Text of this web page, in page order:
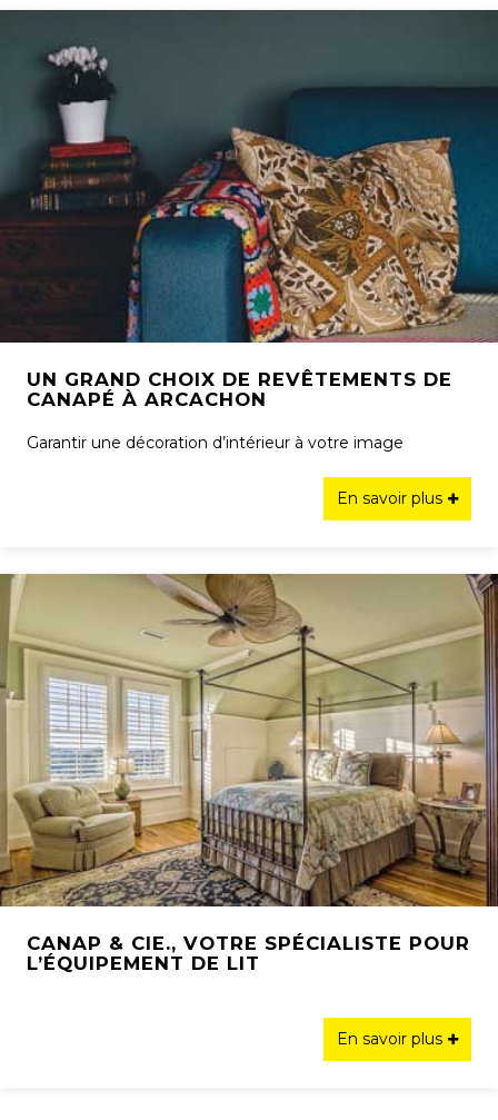
UN GRAND CHOIX DE REVÊTEMENTS DE
CANAPÉ À ARCACHON
Garantir une décoration d’intérieur à votre image
En savoir plus
CANAP & CIE., VOTRE SPÉCIALISTE POUR
L’ÉQUIPEMENT DE LIT
En savoir plus